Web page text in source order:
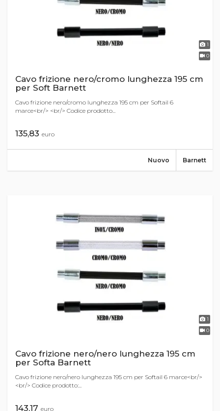
1
0
Cavo frizione nero/cromo lunghezza 195 cm
per Soft Barnett
Cavo frizione nero/cromo lunghezza 195 cm per Softail 6
marce<br/> <br/> Codice prodotto...
135,83 euro
Barnett
Nuovo
1
0
Cavo frizione nero/nero lunghezza 195 cm
per Softa Barnett
Cavo frizione nero/nero lunghezza 195 cm per Softail 6 marce<br/>
<br/> Codice prodotto:...
143,17 euro